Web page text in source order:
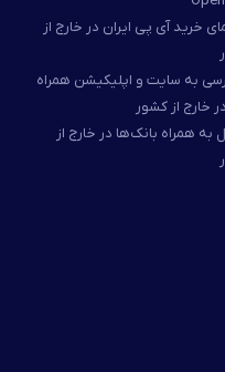
خرید آی پی ایران در خارج از
به سایت و اپلیکیشن همراه
خارج از کشور
به همراه بانک‌ها در خارج از